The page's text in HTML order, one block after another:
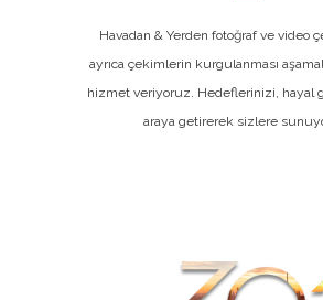
Havadan & Yerden fotoğraf ve video
ayrıca çekimlerin kurgulanması
hizmet veriyoruz. Hedeflerinizi, hayal
araya getirerek sizlere